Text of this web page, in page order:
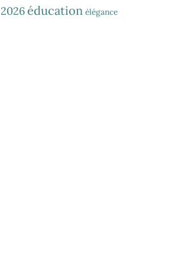
2026 éducation élégance